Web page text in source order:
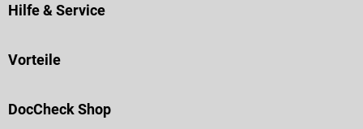
Hilfe & Service
Vorteile
DocCheck Shop